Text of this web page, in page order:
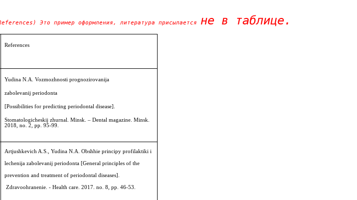
Это пример оформления, литература присылается не в таблице.
References
Yudina N.A. Vozmozhnosti prognozirovanija
zabolevanij periodonta
[Possibilities for predicting periodontal disease].
Stomatologicheskij zhurnal. Minsk.– Dental magazine.Minsk
2018, no. 2, pp. 95-99.
Artjushkevich A.S., Yudina N.A. Obshhie principy profilaktiki i
lechenija zabolevanij periodonta [General principles of the
prevention and treatment of periodontal diseases].
Zdravoohranenie. - Health care. 2017. no. 8, pp. 46-53.